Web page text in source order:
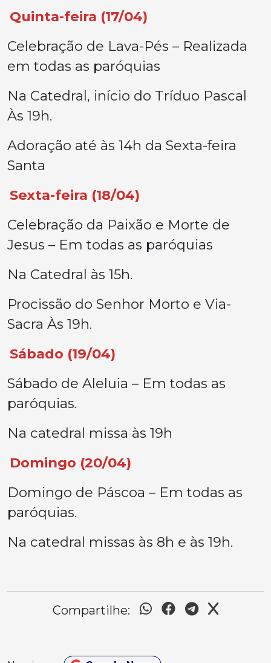
Quinta-feira (17/04)
Celebração de Lava-Pés – Realizada
em todas as paróquias
Na Catedral, início do Tríduo Pascal
Às 19h.
Adoração até às 14h da Sexta-feira
Santa
Sexta-feira (18/04)
Celebração da Paixão e Morte de
Jesus – Em todas as paróquias
Na Catedral às 15h.
Procissão do Senhor Morto e Via-
Sacra Às 19h.
Sábado (19/04)
Sábado de Aleluia – Em todas as
paróquias.
Na catedral missa às 19h
Domingo (20/04)
Domingo de Páscoa – Em todas as
paróquias.
Na catedral missas às 8h e às 19h.
Compartilhe: